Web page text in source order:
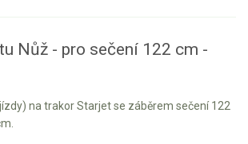
Nůž - pro sečení 122 cm -
na trakor Starjet se záběrem sečení 122